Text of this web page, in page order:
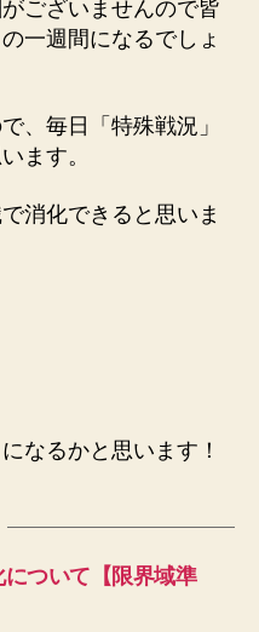
ございませんので皆
一週間になるでしょ
、毎日「特殊戦況」
ます。
消化できると思いま
なるかと思います！
について【限界域準